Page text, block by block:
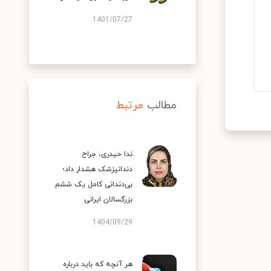
1401/07/27
مطالب مرتبط
ندا حیدری، جراح
دندانپزشک هشدار داد؛
بی‌دندانی کامل یک ششم
بزرگسالان ایرانی
1404/09/29
هر آنچه که باید درباره